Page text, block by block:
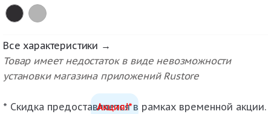
Все характеристики →
Товар имеет недостаток в виде невозможности
установки магазина приложений Rustore
Акция!*
* Скидка предоставляется в рамках временной акции.